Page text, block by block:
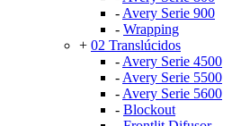
- Avery Serie 900
- Wrapping
+ 02 Translúcidos
- Avery Serie 4500
- Avery Serie 5500
- Avery Serie 5600
- Blockout